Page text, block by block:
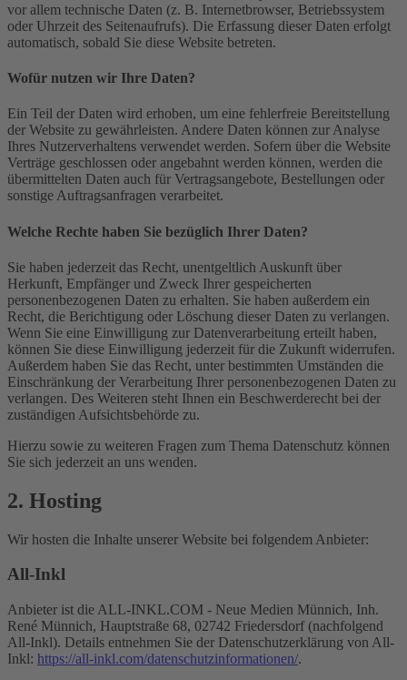
vor allem technische Daten (z. B. Internetbrowser, Betriebssystem
oder Uhrzeit des Seitenaufrufs). Die Erfassung dieser Daten erfolgt
automatisch, sobald Sie diese Website betreten.
Wofür nutzen wir Ihre Daten?
Ein Teil der Daten wird erhoben, um eine fehlerfreie Bereitstellung
der Website zu gewährleisten. Andere Daten können zur Analyse
Ihres Nutzerverhaltens verwendet werden. Sofern über die Website
Verträge geschlossen oder angebahnt werden können, werden die
übermittelten Daten auch für Vertragsangebote, Bestellungen oder
sonstige Auftragsanfragen verarbeitet.
Welche Rechte haben Sie bezüglich Ihrer Daten?
Sie haben jederzeit das Recht, unentgeltlich Auskunft über
Herkunft, Empfänger und Zweck Ihrer gespeicherten
personenbezogenen Daten zu erhalten. Sie haben außerdem ein
Recht, die Berichtigung oder Löschung dieser Daten zu verlangen.
Wenn Sie eine Einwilligung zur Datenverarbeitung erteilt haben,
können Sie diese Einwilligung jederzeit für die Zukunft widerrufen.
Außerdem haben Sie das Recht, unter bestimmten Umständen die
Einschränkung der Verarbeitung Ihrer personenbezogenen Daten zu
verlangen. Des Weiteren steht Ihnen ein Beschwerderecht bei der
zuständigen Aufsichtsbehörde zu.
Hierzu sowie zu weiteren Fragen zum Thema Datenschutz können
Sie sich jederzeit an uns wenden.
2. Hosting
Wir hosten die Inhalte unserer Website bei folgendem Anbieter:
All-Inkl
Anbieter ist die ALL-INKL.COM - Neue Medien Münnich, Inh.
René Münnich, Hauptstraße 68, 02742 Friedersdorf (nachfolgend
All-Inkl). Details entnehmen Sie der Datenschutzerklärung von All-
Inkl: https://all-inkl.com/datenschutzinformationen/.